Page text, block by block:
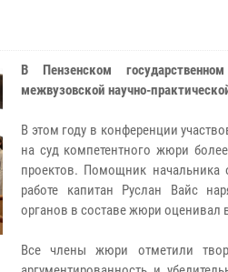
В Пензенском
межвузовской научно-
В этом году в конференции
на суд компетентного жюри
проектов. Помощник начальника
работе капитан Руслан Вайс
органов в составе жюри оценивал
Все члены жюри отметили